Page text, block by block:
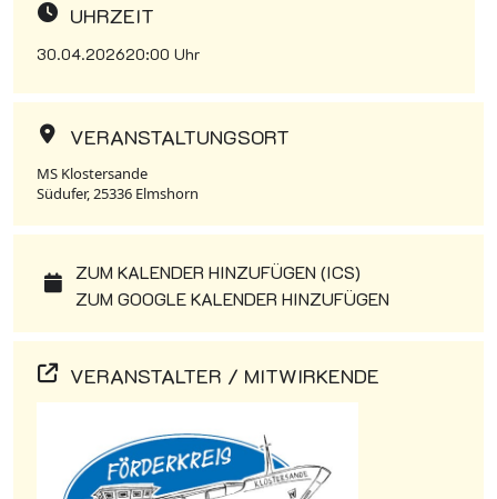
UHRZEIT
30.04.202620:00 Uhr
VERANSTALTUNGSORT
MS Klostersande
Südufer, 25336 Elmshorn
ZUM KALENDER HINZUFÜGEN (ICS)
ZUM GOOGLE KALENDER HINZUFÜGEN
VERANSTALTER / MITWIRKENDE